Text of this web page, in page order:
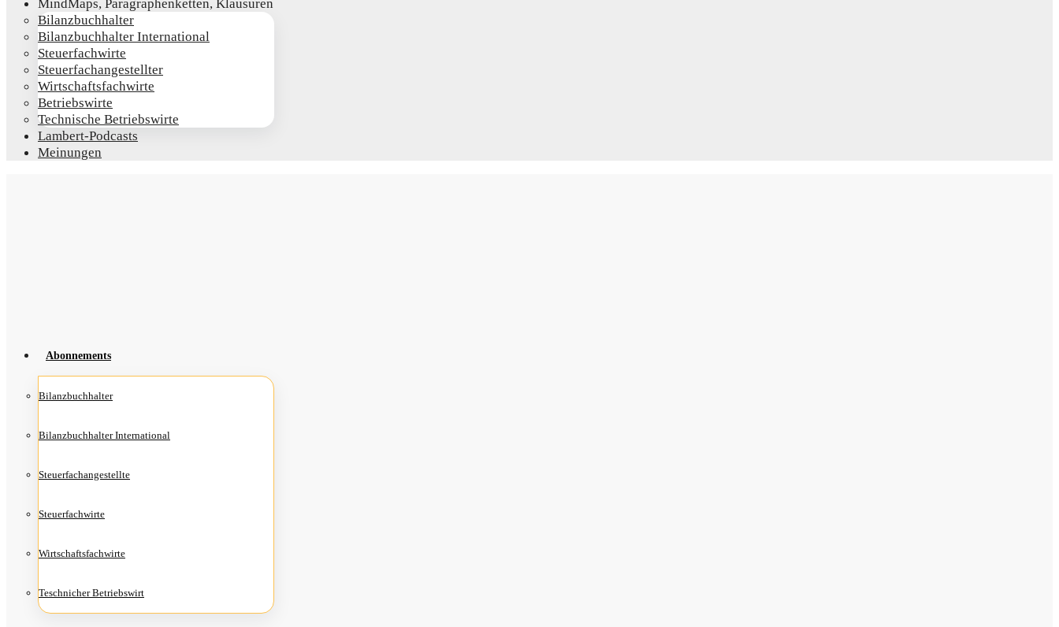
Mind­Maps, Para­gra­phen­ket­ten, Klausuren
Bilanz­buch­hal­ter
Bilanz­buch­hal­ter International
Steu­er­fach­wir­te
Steu­er­fach­an­ge­stell­ter
Wirt­schafts­fach­wir­te
Betriebs­wir­te
Tech­ni­sche Betriebswirte
Lam­­bert-Pod­­casts
Mei­nun­gen
Abon­ne­ments
Bilanz­buch­hal­ter
Bilanz­buch­hal­ter International
Steu­er­fach­an­ge­stell­te
Steu­er­fach­wir­te
Wirt­schafts­fach­wir­te
Teschni­cher Betriebswirt